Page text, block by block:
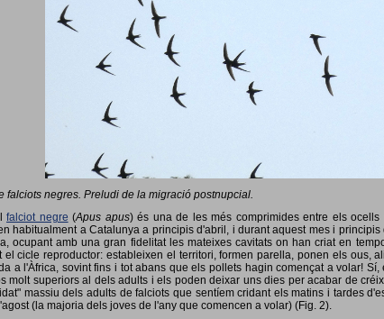
falciots negres. Preludi de la migració postnupcial.
falciot negre (Apus apus) és una de les més comprimides entre els
habitualment a Catalunya a principis d'abril, i durant aquest mes i
ocupant amb una gran fidelitat les mateixes cavitats on han criat en
el cicle reproductor: estableixen el territori, formen parella, ponen els ous,
a l'Àfrica, sovint fins i tot abans que els pollets hagin començat a volar!
molt superiors al dels adults i els poden deixar uns dies per acabar de
massiu dels adults de falciots que sentíem cridant els matins i tardes
(la majoria dels joves de l'any que comencen a volar) (Fig. 2).